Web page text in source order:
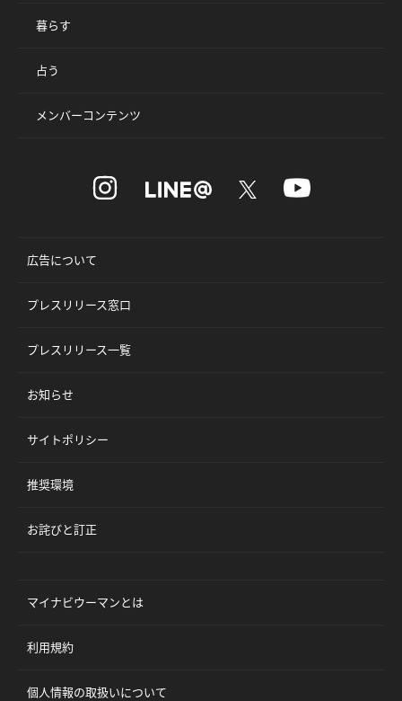
暮らす
占う
メンバーコンテンツ
広告について
プレスリリース窓口
プレスリリース一覧
お知らせ
サイトポリシー
推奨環境
お詫びと訂正
マイナビウーマンとは
利用規約
個人情報の取扱いについて